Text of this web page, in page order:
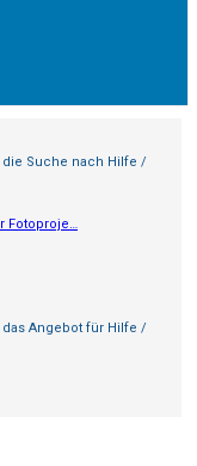
Suche nach Hilfe /
Fotoproje…
Angebot für Hilfe /